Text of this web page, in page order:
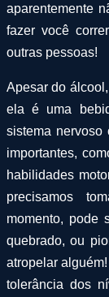
aparentemente
fazer você
outras pessoas!
Apesar do
ela é uma
sistema
importantes,
habilidades
precisamos
momento, pode
quebrado, ou
atropelar
tolerância dos